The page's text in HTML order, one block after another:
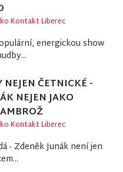
Kontakt Liberec
energickou show
NEJEN ČETNICKÉ -
NEJEN JAKO
Kontakt Liberec
- Zdeněk Junák není jen